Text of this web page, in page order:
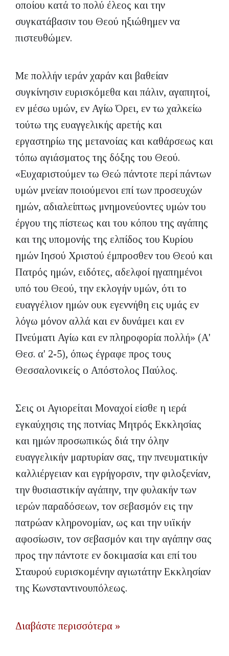
οποίου κατά το πολύ έλεος και την
συγκατάβασιν του Θεού ηξιώθημεν να
πιστευθώμεν.
Με πολλήν ιεράν χαράν και βαθείαν
συγκίνησιν ευρισκόμεθα και πάλιν, αγαπητοί,
εν μέσω υμών, εν Αγίω Όρει, εν τω χαλκείω
τούτω της ευαγγελικής αρετής και
εργαστηρίω της μετανοίας και καθάρσεως και
τόπω αγιάσματος της δόξης του Θεού.
«Ευχαριστούμεν τω Θεώ πάντοτε περί πάντων
υμών μνείαν ποιούμενοι επί των προσευχών
ημών, αδιαλείπτως μνημονεύοντες υμών του
έργου της πίστεως και του κόπου της αγάπης
και της υπομονής της ελπίδος του Κυρίου
ημών Ιησού Χριστού έμπροσθεν του Θεού και
Πατρός ημών, ειδότες, αδελφοί ηγαπημένοι
υπό του Θεού, την εκλογήν υμών, ότι το
ευαγγέλιον ημών ουκ εγεννήθη εις υμάς εν
λόγω μόνον αλλά και εν δυνάμει και εν
Πνεύματι Αγίω και εν πληροφορία πολλή» (Α'
Θεσ. α' 2-5), όπως έγραφε προς τους
Θεσσαλονικείς ο Απόστολος Παύλος.
Σεις οι Αγιορείται Μοναχοί είσθε η ιερά
εγκαύχησις της ποτνίας Μητρός Εκκλησίας
και ημών προσωπικώς διά την όλην
ευαγγελικήν μαρτυρίαν σας, την πνευματικήν
καλλιέργειαν και εγρήγορσιν, την φιλοξενίαν,
την θυσιαστικήν αγάπην, την φυλακήν των
ιερών παραδόσεων, τον σεβασμόν εις την
πατρώαν κληρονομίαν, ως και την υιϊκήν
αφοσίωσιν, τον σεβασμόν και την αγάπην σας
προς την πάντοτε εν δοκιμασία και επί του
Σταυρού ευρισκομένην αγιωτάτην Εκκλησίαν
της Κωνσταντινουπόλεως.
Διαβάστε περισσότερα »